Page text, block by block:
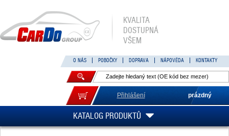
KVALITA
DOSTUPNÁ
VŠEM
O NÁS POBOČKY DOPRAVA NÁPOVĚDA KONTAKTY
Přihlášení prázdný
KATALOG PRODUKTŮ